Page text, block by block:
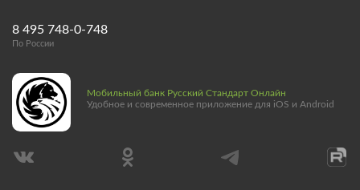
8 495 748-0-748
По России
Мобильный банк Русский Стандарт Онлайн
Удобное и современное приложение для iOS и Android